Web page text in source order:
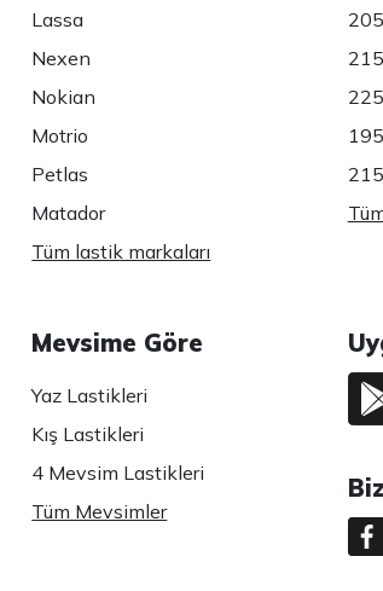
Lassa
Nexen
Nokian
Motrio
Petlas
Matador
Tüm lastik markaları
Mevsime Göre
Yaz Lastikleri
Kış Lastikleri
4 Mevsim Lastikleri
Tüm Mevsimler